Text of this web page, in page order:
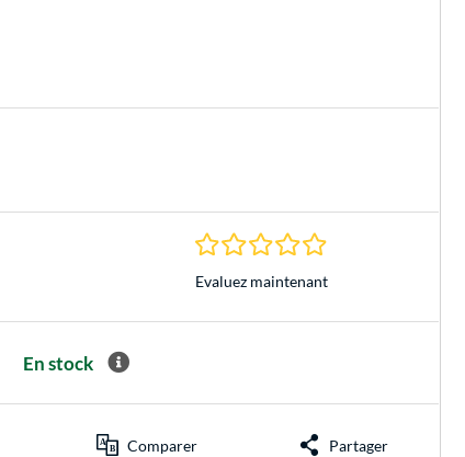
0.0 Étoiles à 0
Evaluez maintenant
En stock
Comparer Partager